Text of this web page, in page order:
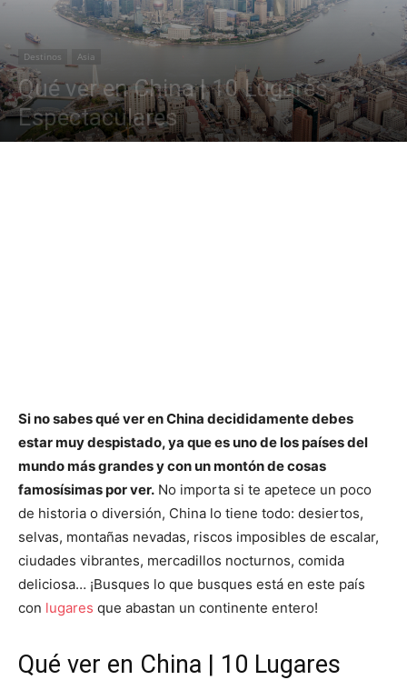
Destinos Asia
Qué ver en China | 10 Lugares
Espectaculares
Si no sabes qué ver en China decididamente debes
estar muy despistado, ya que es uno de los países del
mundo más grandes y con un montón de cosas
famosísimas por ver. No importa si te apetece un poco
de historia o diversión, China lo tiene todo: desiertos,
selvas, montañas nevadas, riscos imposibles de escalar,
ciudades vibrantes, mercadillos nocturnos, comida
deliciosa… ¡Busques lo que busques está en este país
con lugares que abastan un continente entero!
Qué ver en China | 10 Lugares